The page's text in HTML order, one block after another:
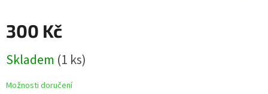
300 Kč
cena:
Skladem (1 ks)
Možnosti doručení